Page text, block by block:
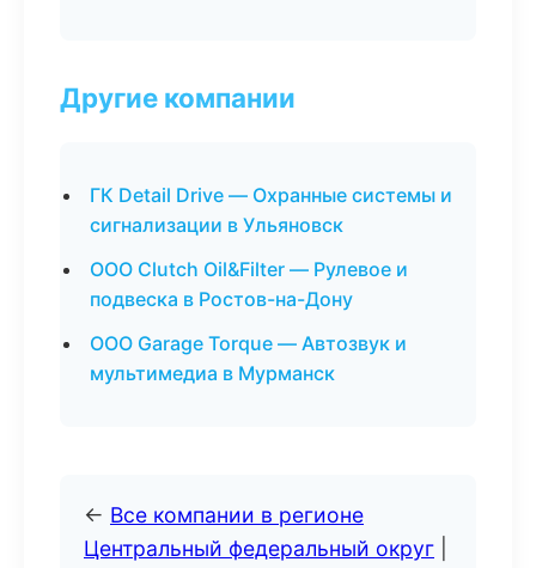
Другие компании
ГК Detail Drive — Охранные системы и
сигнализации в Ульяновск
ООО Clutch Oil&Filter — Рулевое и
подвеска в Ростов-на-Дону
ООО Garage Torque — Автозвук и
мультимедиа в Мурманск
← Все компании в регионе
Центральный федеральный округ